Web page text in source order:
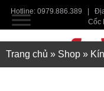
Hotline: 0979.886.389 |
Cốc
Trang chủ » Shop »